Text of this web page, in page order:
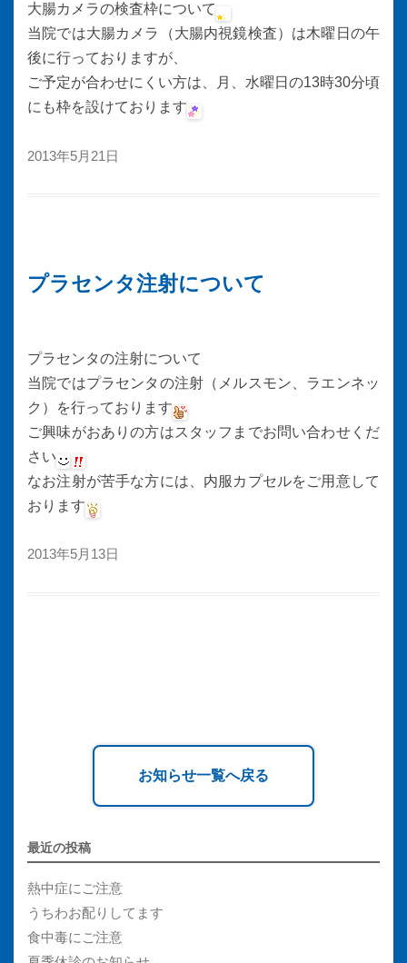
大腸カメラの検査枠について
当院では大腸カメラ（大腸内視鏡検査）は木曜日の午
後に行っておりますが、
ご予定が合わせにくい方は、月、水曜日の13時30分頃
にも枠を設けております
2013年5月21日
プラセンタ注射について
プラセンタの注射について
当院ではプラセンタの注射（メルスモン、ラエンネッ
ク）を行っております
ご興味がおありの方はスタッフまでお問い合わせくだ
さい
なお注射が苦手な方には、内服カプセルをご用意して
おります
2013年5月13日
お知らせ一覧へ戻る
最近の投稿
熱中症にご注意
うちわお配りしてます
食中毒にご注意